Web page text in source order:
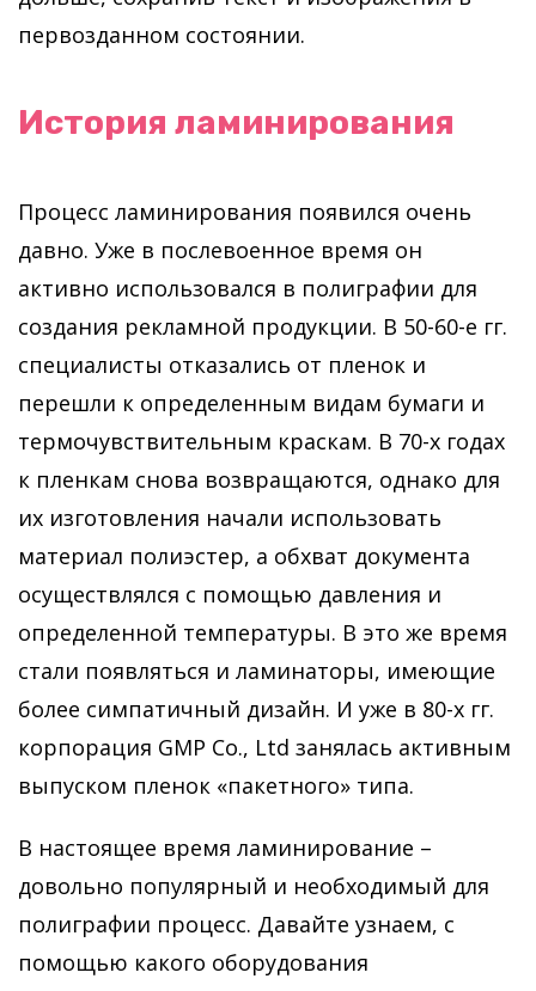
первозданном состоянии.
История ламинирования
Процесс ламинирования появился очень
давно. Уже в послевоенное время он
активно использовался в полиграфии для
создания рекламной продукции. В 50-60-е гг.
специалисты отказались от пленок и
перешли к определенным видам бумаги и
термочувствительным краскам. В 70-х годах
к пленкам снова возвращаются, однако для
их изготовления начали использовать
материал полиэстер, а обхват документа
осуществлялся с помощью давления и
определенной температуры. В это же время
стали появляться и ламинаторы, имеющие
более симпатичный дизайн. И уже в 80-х гг.
корпорация GMP Co., Ltd занялась активным
выпуском пленок «пакетного» типа.
В настоящее время ламинирование –
довольно популярный и необходимый для
полиграфии процесс. Давайте узнаем, с
помощью какого оборудования